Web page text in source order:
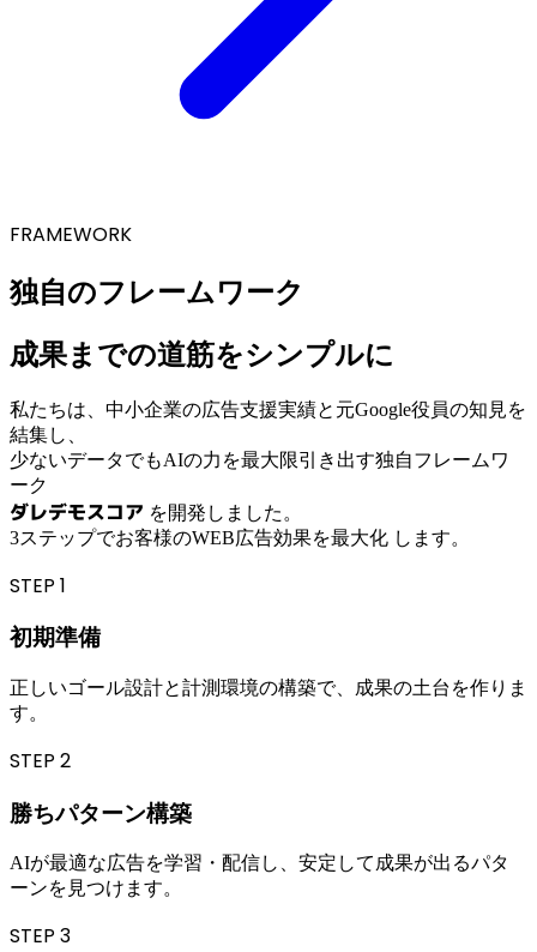
FRAMEWORK
独自のフレームワーク
成果までの道筋をシンプルに
私たちは、中小企業の広告支援実績と元Google役員の知見を
結集し、
少ないデータでもAIの力を最大限引き出す独自フレームワ
ーク
ダレデモスコア を開発しました。
3ステップでお客様のWEB広告効果を最大化 します。
STEP 1
初期準備
正しいゴール設計と計測環境の構築で、成果の土台を作りま
す。
STEP 2
勝ちパターン構築
AIが最適な広告を学習・配信し、安定して成果が出るパタ
ーンを見つけます。
STEP 3